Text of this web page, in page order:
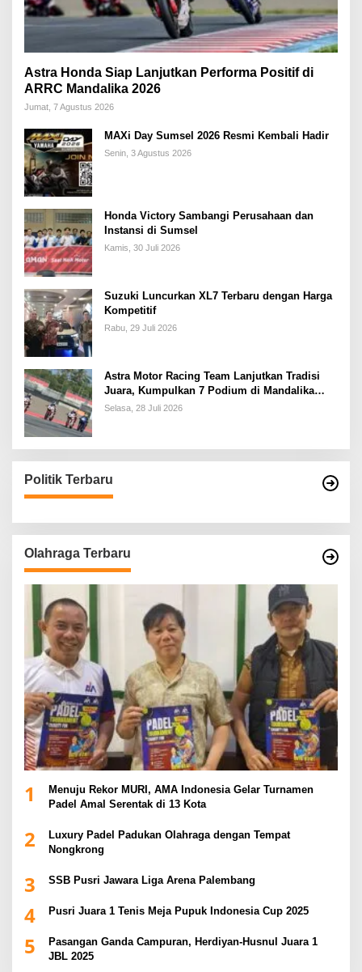
Astra Honda Siap Lanjutkan Performa Positif di
ARRC Mandalika 2026
Jumat, 7 Agustus 2026
MAXi Day Sumsel 2026 Resmi Kembali Hadir
Senin, 3 Agustus 2026
Honda Victory Sambangi Perusahaan dan
Instansi di Sumsel
Kamis, 30 Juli 2026
Suzuki Luncurkan XL7 Terbaru dengan Harga
Kompetitif
Rabu, 29 Juli 2026
Astra Motor Racing Team Lanjutkan Tradisi
Juara, Kumpulkan 7 Podium di Mandalika
Racing Series Putaran ke 3
Selasa, 28 Juli 2026
Politik Terbaru
Olahraga Terbaru
1
Menuju Rekor MURI, AMA Indonesia Gelar Turnamen
Padel Amal Serentak di 13 Kota
2
Luxury Padel Padukan Olahraga dengan Tempat
Nongkrong
3 SSB Pusri Jawara Liga Arena Palembang
4 Pusri Juara 1 Tenis Meja Pupuk Indonesia Cup 2025
5
Pasangan Ganda Campuran, Herdiyan-Husnul Juara 1
JBL 2025